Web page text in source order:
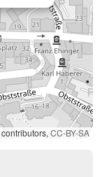
contributors,CC-BY-SA